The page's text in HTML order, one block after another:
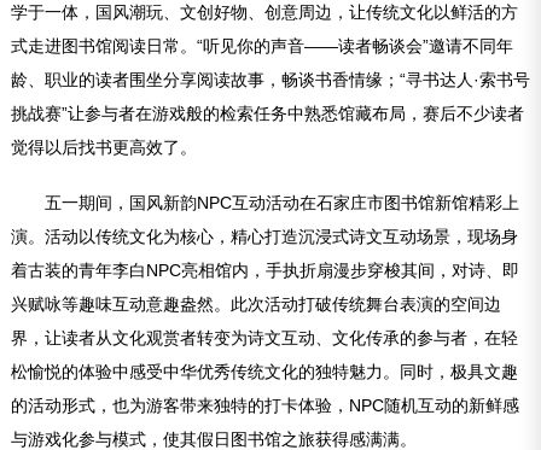
学于一体，国风潮玩、文创好物、创意周边，让传统文化以鲜活的方
式走进图书馆阅读日常。“听见你的声音——读者畅谈会”邀请不同年
龄、职业的读者围坐分享阅读故事，畅谈书香情缘；“寻书达人·索书号
挑战赛”让参与者在游戏般的检索任务中熟悉馆藏布局，赛后不少读者
觉得以后找书更高效了。
五一期间，国风新韵NPC互动活动在石家庄市图书馆新馆精彩上
演。活动以传统文化为核心，精心打造沉浸式诗文互动场景，现场身
着古装的青年李白NPC亮相馆内，手执折扇漫步穿梭其间，对诗、即
兴赋咏等趣味互动意趣盎然。此次活动打破传统舞台表演的空间边
界，让读者从文化观赏者转变为诗文互动、文化传承的参与者，在轻
松愉悦的体验中感受中华优秀传统文化的独特魅力。同时，极具文趣
的活动形式，也为游客带来独特的打卡体验，NPC随机互动的新鲜感
与游戏化参与模式，使其假日图书馆之旅获得感满满。